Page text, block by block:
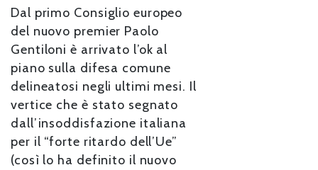
Dal primo Consiglio europeo
del nuovo premier Paolo
Gentiloni è arrivato l’ok al
piano sulla difesa comune
delineatosi negli ultimi mesi. Il
vertice che è stato segnato
dall’insoddisfazione italiana
per il “forte ritardo dell’Ue”
(così lo ha definito il nuovo